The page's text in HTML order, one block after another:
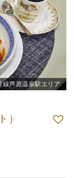
線芦原温泉駅エリア
）